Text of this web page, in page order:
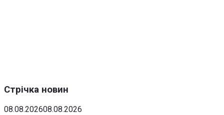
Стрічка новин
08.08.202608.08.2026